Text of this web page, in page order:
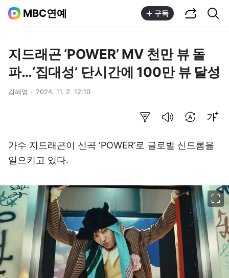
MBC연예 구독
지드래곤 ‘POWER’ MV 천만 뷰 돌
파…‘집대성’ 단시간에 100만 뷰 달성
김혜영 2024. 11. 2. 12:10
가수 지드래곤이 신곡 ‘POWER’로 글로벌 신드롬을
일으키고 있다.